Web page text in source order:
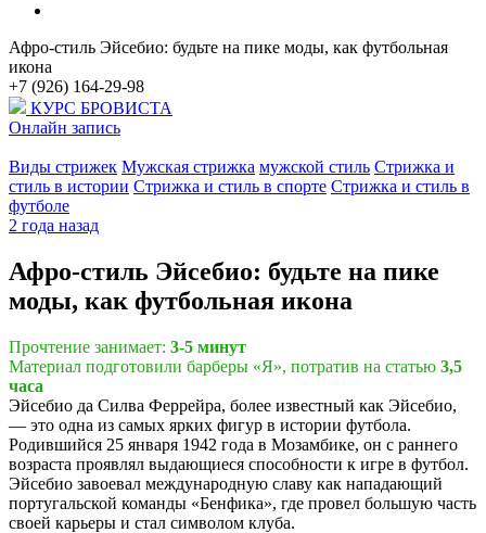
Афро-стиль Эйсебио: будьте на пике моды, как футбольная
икона
+7 (926) 164-29-98
КУРС БРОВИСТА
Онлайн запись
Виды стрижек Мужская стрижка мужской стиль Стрижка и
стиль в истории Стрижка и стиль в спорте Стрижка и стиль в
футболе
2 года назад
Афро-стиль Эйсебио: будьте на пике
моды, как футбольная икона
Прочтение занимает: 3-5 минут
Материал подготовили барберы «Я», потратив на статью 3,5
часа
Эйсебио да Силва Феррейра, более известный как Эйсебио,
— это одна из самых ярких фигур в истории футбола.
Родившийся 25 января 1942 года в Мозамбике, он с раннего
возраста проявлял выдающиеся способности к игре в футбол.
Эйсебио завоевал международную славу как нападающий
португальской команды «Бенфика», где провел большую часть
своей карьеры и стал символом клуба.